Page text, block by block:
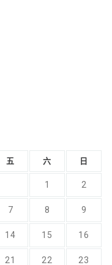
五 六 日
1 2
7 8 9
14 15 16
21 22 23